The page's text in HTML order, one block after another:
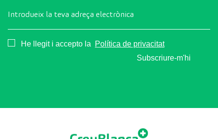
Introdueix la teva adreça electrònica
Consentimiento
He llegit i accepto la
Política de privacitat
Subscriure-m'hi